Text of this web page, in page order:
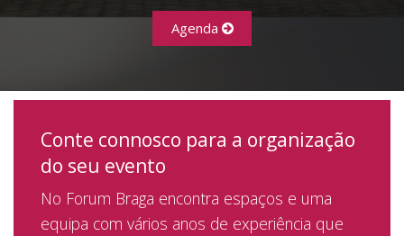
Agenda
Conte connosco para a organização
do seu evento
No Forum Braga encontra espaços e uma
equipa com vários anos de experiência que